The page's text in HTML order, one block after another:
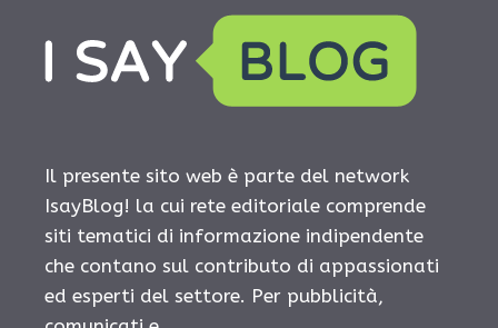
Il presente sito web è parte del network
IsayBlog! la cui rete editoriale comprende
siti tematici di informazione indipendente
che contano sul contributo di appassionati
ed esperti del settore. Per pubblicità,